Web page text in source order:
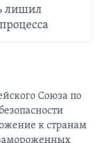
лишил
Союза по
к странам